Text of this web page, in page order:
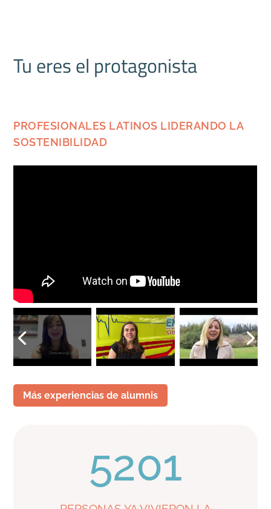
Tu eres el protagonista
PROFESIONALES LATINOS LIDERANDO LA
SOSTENIBILIDAD
Más experiencias de alumnis
5201